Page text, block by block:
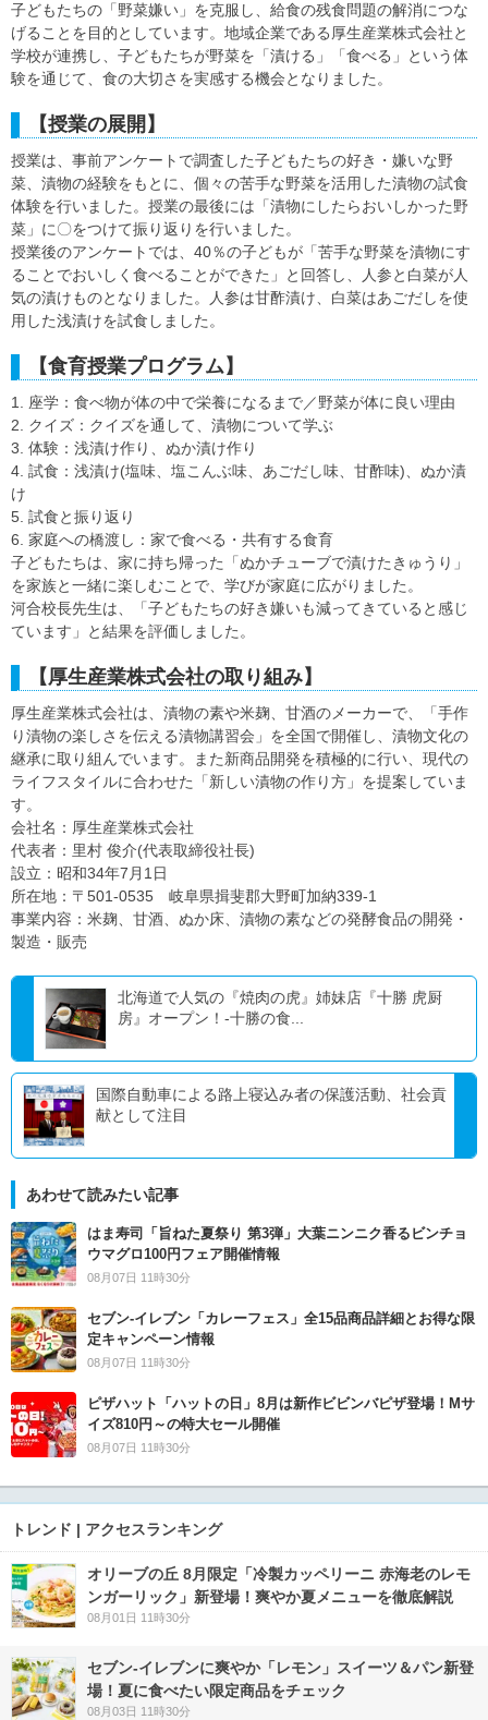
子どもたちの「野菜嫌い」を克服し、給食の残食問題の解消につな
げることを目的としています。地域企業である厚生産業株式会社と
学校が連携し、子どもたちが野菜を「漬ける」「食べる」という体
験を通じて、食の大切さを実感する機会となりました。
【授業の展開】
授業は、事前アンケートで調査した子どもたちの好き・嫌いな野
菜、漬物の経験をもとに、個々の苦手な野菜を活用した漬物の試食
体験を行いました。授業の最後には「漬物にしたらおいしかった野
菜」に〇をつけて振り返りを行いました。
授業後のアンケートでは、40％の子どもが「苦手な野菜を漬物にす
ることでおいしく食べることができた」と回答し、人参と白菜が人
気の漬けものとなりました。人参は甘酢漬け、白菜はあごだしを使
用した浅漬けを試食しました。
【食育授業プログラム】
1. 座学：食べ物が体の中で栄養になるまで／野菜が体に良い理由
2. クイズ：クイズを通して、漬物について学ぶ
3. 体験：浅漬け作り、ぬか漬け作り
4. 試食：浅漬け(塩味、塩こんぶ味、あごだし味、甘酢味)、ぬか漬
け
5. 試食と振り返り
6. 家庭への橋渡し：家で食べる・共有する食育
子どもたちは、家に持ち帰った「ぬかチューブで漬けたきゅうり」
を家族と一緒に楽しむことで、学びが家庭に広がりました。
河合校長先生は、「子どもたちの好き嫌いも減ってきていると感じ
ています」と結果を評価しました。
【厚生産業株式会社の取り組み】
厚生産業株式会社は、漬物の素や米麹、甘酒のメーカーで、「手作
り漬物の楽しさを伝える漬物講習会」を全国で開催し、漬物文化の
継承に取り組んでいます。また新商品開発を積極的に行い、現代の
ライフスタイルに合わせた「新しい漬物の作り方」を提案していま
す。
会社名：厚生産業株式会社
代表者：里村 俊介(代表取締役社長)
設立：昭和34年7月1日
所在地：〒501-0535 岐阜県揖斐郡大野町加納339-1
事業内容：米麹、甘酒、ぬか床、漬物の素などの発酵食品の開発・
製造・販売
北海道で人気の『焼肉の虎』姉妹店『十勝 虎厨
房』オープン！-十勝の食...
国際自動車による路上寝込み者の保護活動、社会貢
献として注目
あわせて読みたい記事
はま寿司「旨ねた夏祭り 第3弾」大葉ニンニク香るビンチョ
ウマグロ100円フェア開催情報
08月07日 11時30分
セブン‐イレブン「カレーフェス」全15品商品詳細とお得な限
定キャンペーン情報
08月07日 11時30分
ピザハット「ハットの日」8月は新作ビビンバピザ登場！Mサ
イズ810円～の特大セール開催
08月07日 11時30分
トレンド | アクセスランキング
オリーブの丘 8月限定「冷製カッペリーニ 赤海老のレモ
ンガーリック」新登場！爽やか夏メニューを徹底解説
08月01日 11時30分
セブン‐イレブンに爽やか「レモン」スイーツ＆パン新登
場！夏に食べたい限定商品をチェック
08月03日 11時30分